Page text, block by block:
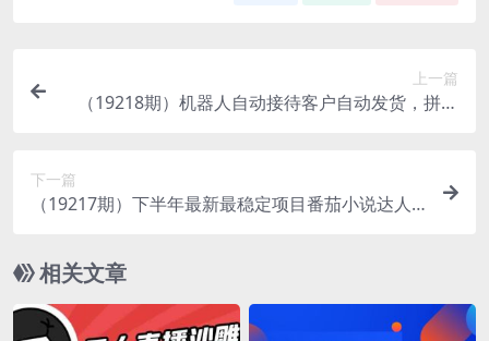
上一篇
（19218期）机器人自动接待客户自动发货，拼多
下一篇
（19217期）下半年最新最稳定项目番茄小说达人
相关文章